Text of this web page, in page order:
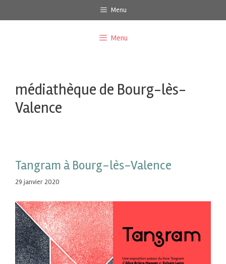
Menu
Menu
médiathèque de Bourg-lès-
Valence
Tangram à Bourg-lès-Valence
29 janvier 2020